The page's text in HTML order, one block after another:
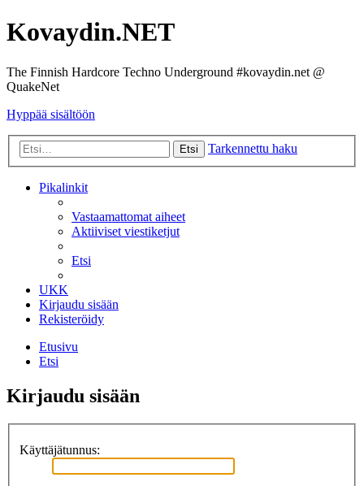
Kovaydin.NET
The Finnish Hardcore Techno Underground #kovaydin.net @
QuakeNet
Hyppää sisältöön
Etsi Tarkennettu haku
Pikalinkit
Vastaamattomat aiheet
Aktiiviset viestiketjut
Etsi
UKK
Kirjaudu sisään
Rekisteröidy
Etusivu
Etsi
Kirjaudu sisään
Käyttäjätunnus: